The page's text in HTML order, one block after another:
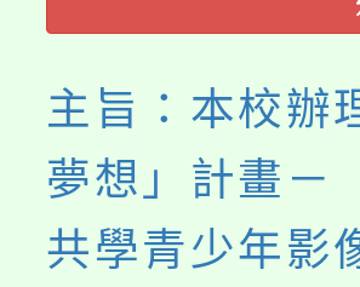
主旨：本校辦
夢想」計畫－
共學青少年影